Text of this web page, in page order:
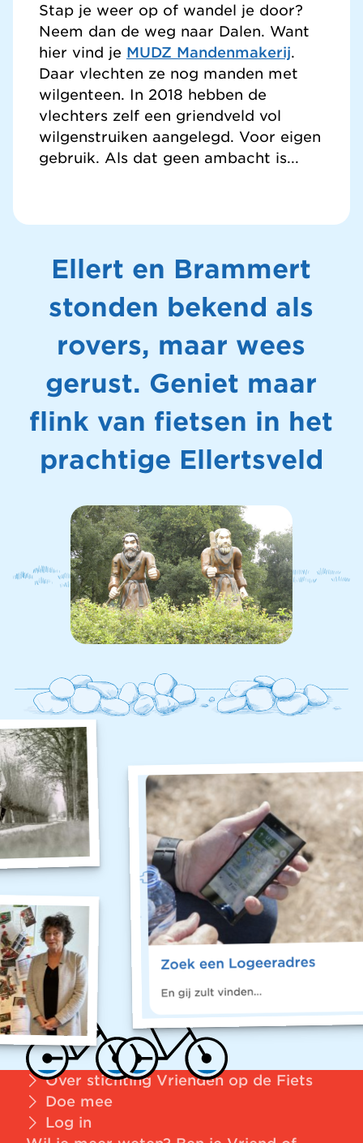
Stap je weer op of wandel je door?
Neem dan de weg naar Dalen. Want
hier vind je MUDZ Mandenmakerij.
Daar vlechten ze nog manden met
wilgenteen. In 2018 hebben de
vlechters zelf een griendveld vol
wilgenstruiken aangelegd. Voor eigen
gebruik. Als dat geen ambacht is...
Ellert en Brammert
stonden bekend als
rovers, maar wees
gerust. Geniet maar
flink van fietsen in het
prachtige Ellertsveld
Over stichting Vrienden op de Fiets
Doe mee
Log in